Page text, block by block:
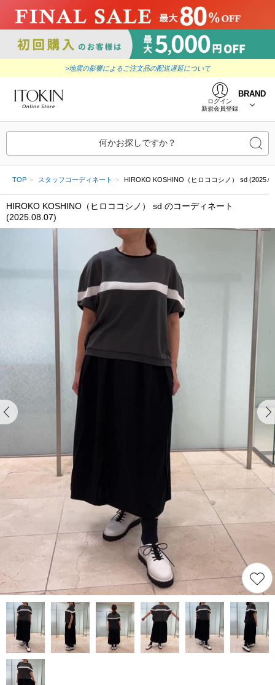
>地震の影響によるご注文品の配送遅延について
ログイン
新規会員登録
BRAND
何かお探しですか？
TOP スタッフコーディネート HIROKO KOSHINO（ヒロココシノ） sd
HIROKO KOSHINO（ヒロココシノ） sd のコーディネート
(2025.08.07)